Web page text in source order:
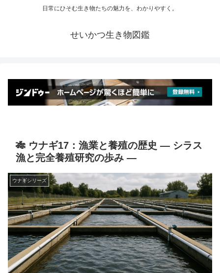
日常にひそむ生き物たちの魅力を、わかりやすく。
せいかつ生き物図鑑
🎋 ウナギ17：漁業と養殖の歴史 ― シラス
漁と完全養殖研究の歩み ―
ウナギシリーズ